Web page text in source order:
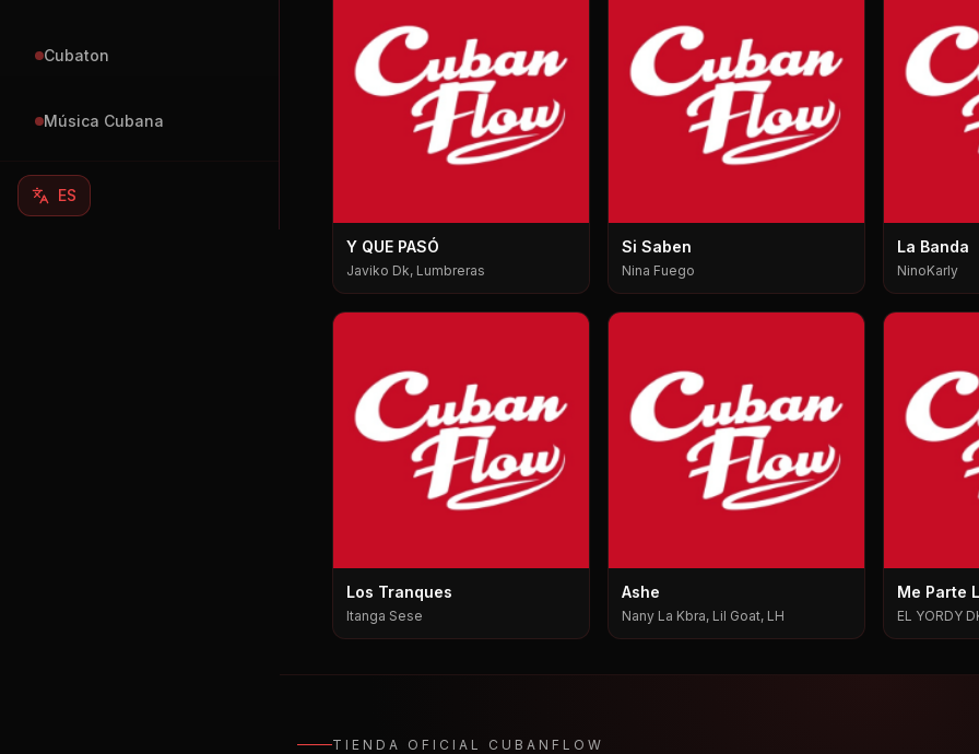
Cubaton
Música Cubana
ES
Y QUE PASÓ
Javiko Dk, Lumbreras
Si Saben
Nina Fuego
La Banda
NinoKarly
Los Tranques
Itanga Sese
Ashe
Nany La Kbra, Lil Goat, LH
Me Parte
EL YORDY
TIENDA OFICIAL CUBANFLOW